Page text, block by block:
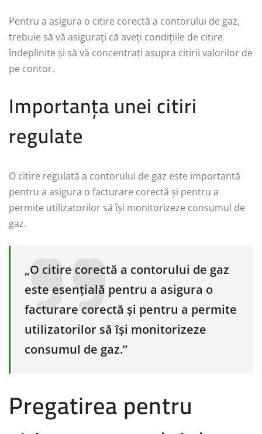
Pentru a asigura o citire corectă a contorului de gaz,
trebuie să vă asigurați că aveți condițiile de citire
îndeplinite și să vă concentrați asupra citirii valorilor de
pe contor.
Importanța unei citiri
regulate
O citire regulată a contorului de gaz este importantă
pentru a asigura o facturare corectă și pentru a
permite utilizatorilor să își monitorizeze consumul de
gaz.
„O citire corectă a contorului de gaz
este esențială pentru a asigura o
facturare corectă și pentru a permite
utilizatorilor să își monitorizeze
consumul de gaz.”
Pregatirea pentru